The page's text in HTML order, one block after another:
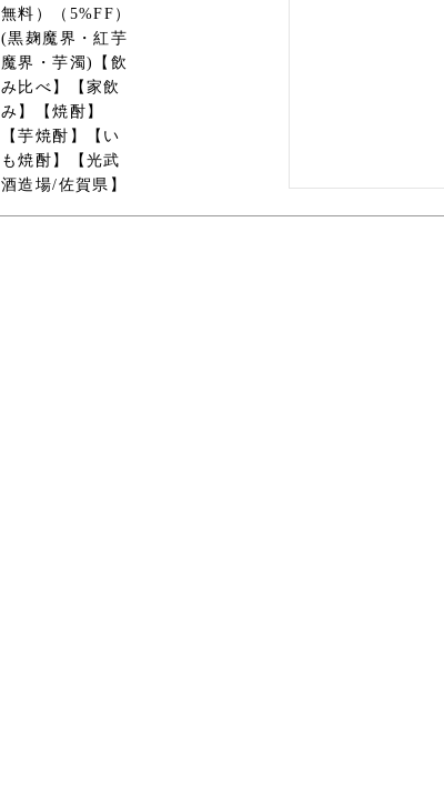
無料）（5%FF）
(黒麹魔界・紅芋
魔界・芋濁)【飲
み比べ】【家飲
み】【焼酎】
【芋焼酎】【い
も焼酎】【光武
酒造場/佐賀県】